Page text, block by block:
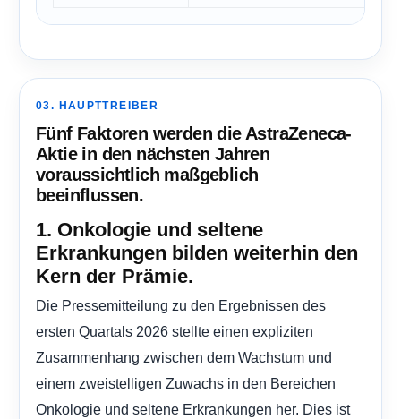
03. HAUPTTREIBER
Fünf Faktoren werden die AstraZeneca-
Aktie in den nächsten Jahren
voraussichtlich maßgeblich
beeinflussen.
1. Onkologie und seltene
Erkrankungen bilden weiterhin den
Kern der Prämie.
Die Pressemitteilung zu den Ergebnissen des
ersten Quartals 2026 stellte einen expliziten
Zusammenhang zwischen dem Wachstum und
einem zweistelligen Zuwachs in den Bereichen
Onkologie und seltene Erkrankungen her. Dies ist